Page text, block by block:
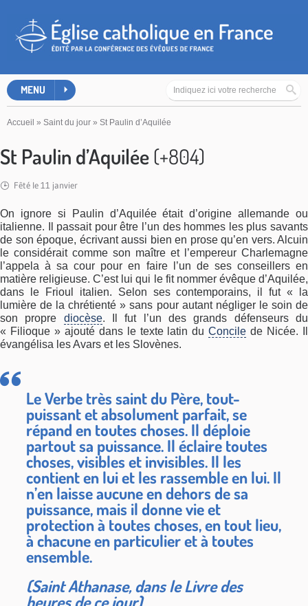
MENU
Accueil » Saint du jour » St Paulin d’Aquilée
St Paulin d’Aquilée(+804)
Fêté le 11 janvier
On ignore si Paulin d’Aquilée était d’origine allemande ou
italienne. Il passait pour être l’un des hommes les plus savants
de son époque, écrivant aussi bien en prose qu’en vers. Alcuin
le considérait comme son maître et l’empereur Charlemagne
l’appela à sa cour pour en faire l’un de ses conseillers en
matière religieuse. C’est lui qui le fit nommer évêque d’Aquilée,
dans le Frioul italien. Selon ses contemporains, il fut « la
lumière de la chrétienté » sans pour autant négliger le soin de
son propre diocèse. Il fut l’un des grands défenseurs du
« Filioque » ajouté dans le texte latin duConcile de Nicée. Il
évangélisa les Avars et les Slovènes.
Le Verbe très saint du Père, tout-
puissant et absolument parfait, se
répand en toutes choses. Il déploie
partout sa puissance. Il éclaire toutes
choses, visibles et invisibles. Il les
contient en lui et les rassemble en lui. Il
n’en laisse aucune en dehors de sa
puissance, mais il donne vie et
protection à toutes choses, en tout lieu,
à chacune en particulier et à toutes
ensemble.
(Saint Athanase, dans le Livre des